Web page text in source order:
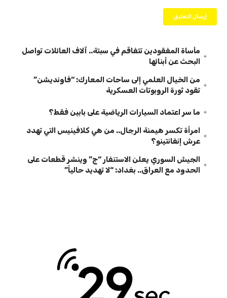
مأساة المفقودين تتفاقم في سبتة.. آلاف العائلات تواصل
البحث عن أبنائها
من الخيال العلمي إلى ساحات المعارك: “فاونديشن”
تقود ثورة الروبوتات العسكرية
ما سر اعتماد السيارات الرياضية على بابين فقط؟
امرأة تكسر هيمنة الرجال.. من هي كلافينيس التي تهدد
عرش إنفانتينو؟
الجيش السوري يعلن الاستنفار “ج” وينشر قطعات على
الحدود مع العراق.. بغداد: “لا تهديد حالياً”